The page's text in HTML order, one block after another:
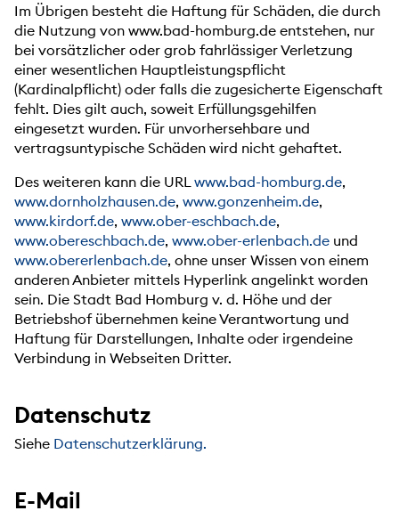
Im Übrigen besteht die Haftung für Schäden, die durch
die Nutzung von www.bad-homburg.de entstehen, nur
bei vorsätzlicher oder grob fahrlässiger Verletzung
einer wesentlichen Hauptleistungspflicht
(Kardinalpflicht) oder falls die zugesicherte Eigenschaft
fehlt. Dies gilt auch, soweit Erfüllungsgehilfen
eingesetzt wurden. Für unvorhersehbare und
vertragsuntypische Schäden wird nicht gehaftet.
Des weiteren kann die URL www.bad-homburg.de,
www.dornholzhausen.de, www.gonzenheim.de,
www.kirdorf.de, www.ober-eschbach.de,
www.obereschbach.de, www.ober-erlenbach.de und
www.obererlenbach.de, ohne unser Wissen von einem
anderen Anbieter mittels Hyperlink angelinkt worden
sein. Die Stadt Bad Homburg v. d. Höhe und der
Betriebshof übernehmen keine Verantwortung und
Haftung für Darstellungen, Inhalte oder irgendeine
Verbindung in Webseiten Dritter.
Datenschutz
Siehe Datenschutzerklärung.
E-Mail